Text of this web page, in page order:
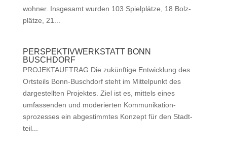
wohn­er. Ins­ge­samt wur­den 103 Spielplätze, 18 Bolz­
plätze, 21...
PERSPEKTIVWERKSTATT BONN
BUSCHDORF
PROJEKTAUFTRAG Die zukün­ftige Entwick­lung des
Ort­steils Bonn-Buschdorf ste­ht im Mit­telpunkt des
dargestell­ten Pro­jek­tes. Ziel ist es, mit­tels eines
umfassenden und mod­erierten Kom­mu­nika­tion­
sprozess­es ein abges­timmtes Konzept für den Stadt­
teil...